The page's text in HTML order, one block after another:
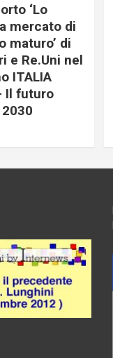
‘Lo
mercato di
maturo’ di
e Re.Uni nel
ITALIA
Il futuro